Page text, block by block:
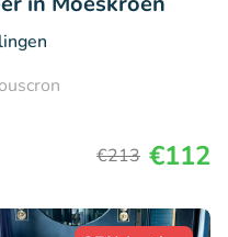
€213 €112